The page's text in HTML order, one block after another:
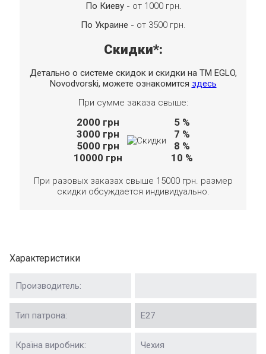
По Киеву - от 1000 грн.
По Украине - от 3500 грн.
Скидки*:
Детально о системе скидок и скидки на TM EGLO,
Novodvorski, можете ознакомится здесь
При сумме заказа свыше:
2000 грн
3000 грн
5000 грн
10000 грн
5 %
7 %
8 %
10 %
При разовых заказах свыше 15000 грн. размер
скидки обсуждается индивидуально.
Характеристики
Производитель:
Тип патрона: Е27
Країна виробник: Чехия